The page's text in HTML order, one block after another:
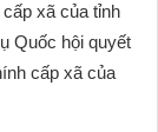
xã của tỉnh
Quốc hội quyết
cấp xã của